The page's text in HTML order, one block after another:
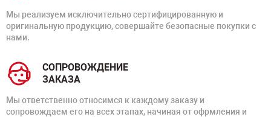
Мы реализуем исключительно сертифицированную и
оригинальную продукцию, совершайте безопасные покупки с
нами.
СОПРОВОЖДЕНИЕ
ЗАКАЗА
Мы ответственно относимся к каждому заказу и
сопровождаем его на всех этапах, начиная от офрмления и